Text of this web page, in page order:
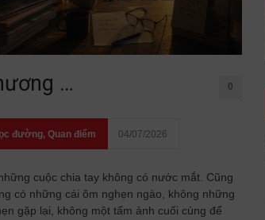
… 0
đường, Quan điểm 04/07/2026
cuộc chia tay không có nước mắt. Cũng
có những cái ôm nghẹn ngào, không những
gặp lại, không một tấm ảnh cuối cùng để